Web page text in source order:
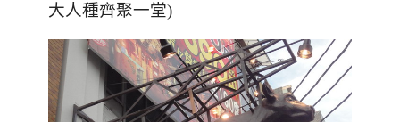
大人種齊聚一堂)